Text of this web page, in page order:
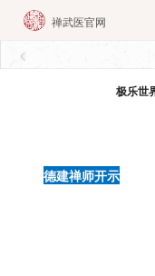
禅武医官网
极乐世
德建禅师开示